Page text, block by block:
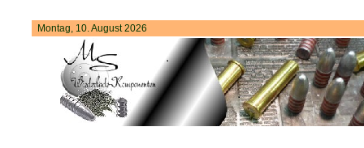
Montag, 10. August 2026